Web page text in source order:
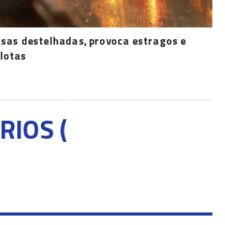
destelhadas, provoca estragos e
(